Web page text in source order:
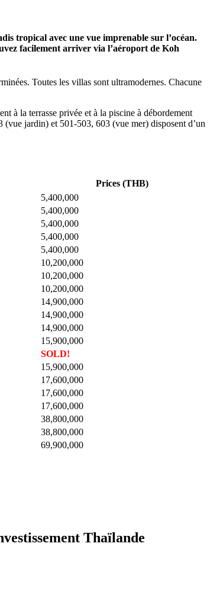
tropical avec une vue imprenable sur l’océan.
facilement arriver via l’aéroport de Koh
Toutes les villas sont ultramodernes. Chacune
à la terrasse privée et à la piscine à débordement
jardin) et 501-503, 603 (vue mer) disposent d’un
Prices (THB)
5,400,000
5,400,000
5,400,000
5,400,000
5,400,000
10,200,000
10,200,000
10,200,000
14,900,000
14,900,000
14,900,000
15,900,000
SOLD!
15,900,000
17,600,000
17,600,000
17,600,000
38,800,000
38,800,000
69,900,000
Thaïlande